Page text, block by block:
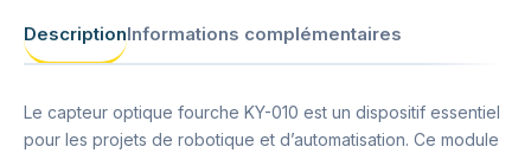
DescriptionInformations complémentaires
Le capteur optique fourche KY-010 est un dispositif essentiel
pour les projets de robotique et d’automatisation. Ce module